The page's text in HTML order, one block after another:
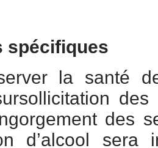
spécifiques
la santé
des
d’alcool